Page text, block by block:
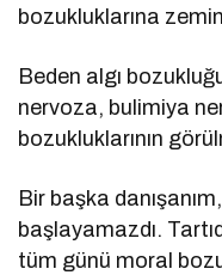
bozukluklarına
Beden algı
nervoza, bulimiya
bozukluklarının
Bir başka
başlayamazdı.
tüm günü moral